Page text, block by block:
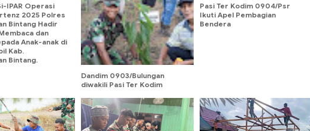
IPAR Operasi
2025 Polres
Bintang Hadir
dan
Anak-anak di
Kab.
Bintang.
Dandim 0903/Bulungan
diwakili Pasi Ter Kodim
Pardi Mulyo Hadiri Tanam
Perdana Kakao Di Batolaga
KM 53 Desa Sajau,
Pasi Ter Kodim 0904/Psr
Ikuti Apel Pembagian
Bendera